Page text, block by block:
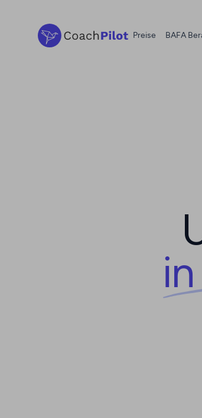
Preise BAFA